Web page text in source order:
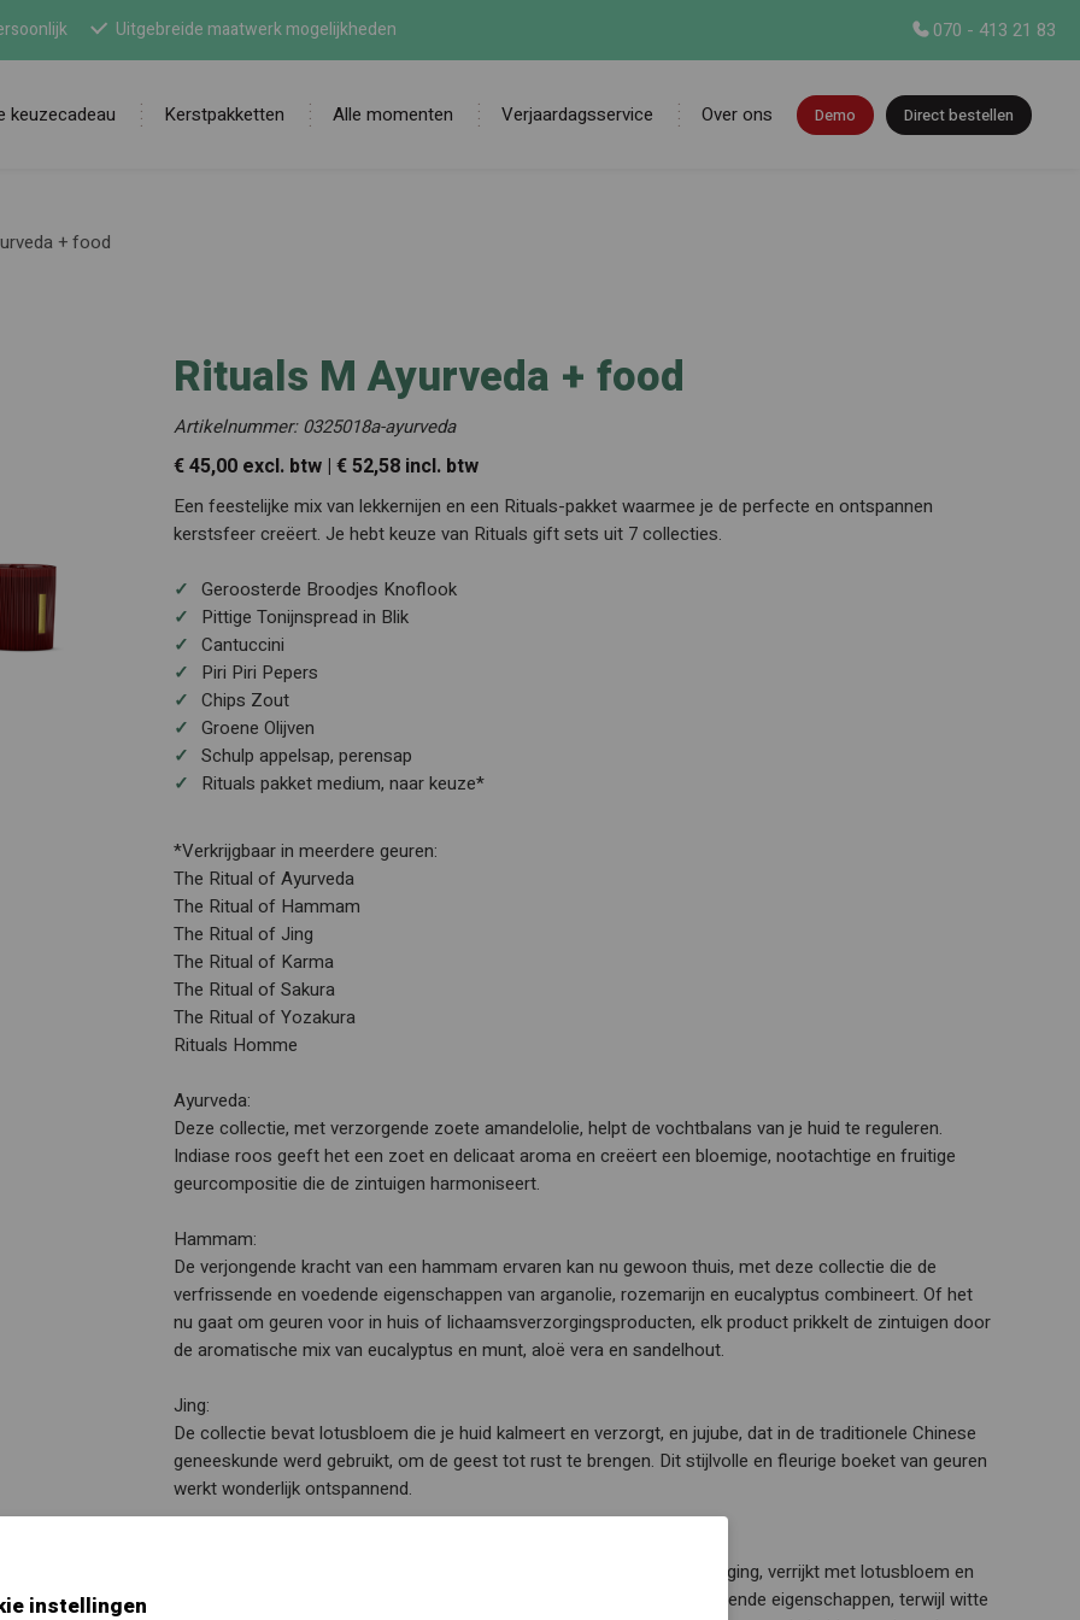
Uitgebreide maatwerk mogelijkheden 070 - 413 21 83
keuzecadeau Kerstpakketten Alle momenten Verjaardagsservice Over ons Demo Direct bestellen
Zoeken
+ food
Rituals M Ayurveda + food
Artikelnummer: 0325018a-ayurveda
€ 45,00 excl. btw | € 52,58 incl. btw
Een feestelijke mix van lekkernijen en een Rituals-pakket waarmee je de perfecte en ontspannen
kerstsfeer creëert. Je hebt keuze van Rituals gift sets uit 7 collecties.
Geroosterde Broodjes Knoflook
Pittige Tonijnspread in Blik
Cantuccini
Piri Piri Pepers
Chips Zout
Groene Olijven
Schulp appelsap, perensap
Rituals pakket medium, naar keuze*
*Verkrijgbaar in meerdere geuren:
The Ritual of Ayurveda
The Ritual of Hammam
The Ritual of Jing
The Ritual of Karma
The Ritual of Sakura
The Ritual of Yozakura
Rituals Homme
Ayurveda:
Deze collectie, met verzorgende zoete amandelolie, helpt de vochtbalans van je huid te reguleren.
Indiase roos geeft het een zoet en delicaat aroma en creëert een bloemige, nootachtige en fruitige
geurcompositie die de zintuigen harmoniseert.
Hammam:
De verjongende kracht van een hammam ervaren kan nu gewoon thuis, met deze collectie die de
verfrissende en voedende eigenschappen van arganolie, rozemarijn en eucalyptus combineert. Of het
nu gaat om geuren voor in huis of lichaamsverzorgingsproducten, elk product prikkelt de zintuigen door
de aromatische mix van eucalyptus en munt, aloë vera en sandelhout.
Jing:
De collectie bevat lotusbloem die je huid kalmeert en verzorgt, en jujube, dat in de traditionele Chinese
geneeskunde werd gebruikt, om de geest tot rust te brengen. Dit stijlvolle en fleurige boeket van geuren
werkt wonderlijk ontspannend.
Omring jezelf met positieve vibes met deze luxe reeks lichaamsverzorging, verrijkt met lotusbloem en
witte thee. Lotusbloem staat bekend om zijn verzachtende en verzorgende eigenschappen, terwijl witte
instellingen